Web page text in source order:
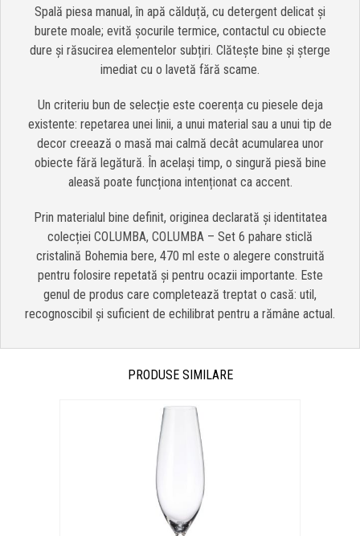
Spală piesa manual, în apă călduță, cu detergent delicat și
burete moale; evită șocurile termice, contactul cu obiecte
dure și răsucirea elementelor subțiri. Clătește bine și șterge
imediat cu o lavetă fără scame.
Un criteriu bun de selecție este coerența cu piesele deja
existente: repetarea unei linii, a unui material sau a unui tip de
decor creează o masă mai calmă decât acumularea unor
obiecte fără legătură. În același timp, o singură piesă bine
aleasă poate funcționa intenționat ca accent.
Prin materialul bine definit, originea declarată și identitatea
colecției COLUMBA, COLUMBA – Set 6 pahare sticlă
cristalină Bohemia bere, 470 ml este o alegere construită
pentru folosire repetată și pentru ocazii importante. Este
genul de produs care completează treptat o casă: util,
recognoscibil și suficient de echilibrat pentru a rămâne actual.
PRODUSE SIMILARE